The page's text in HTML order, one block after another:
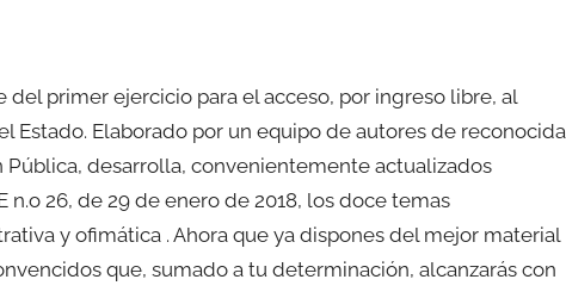
primer ejercicio para el acceso, por ingreso libre, al
Estado. Elaborado por un equipo de autores de reconocida
desarrolla, convenientemente actualizados
26, de 29 de enero de 2018, los doce temas
y ofimática . Ahora que ya dispones del mejor material
que, sumado a tu determinación, alcanzarás con